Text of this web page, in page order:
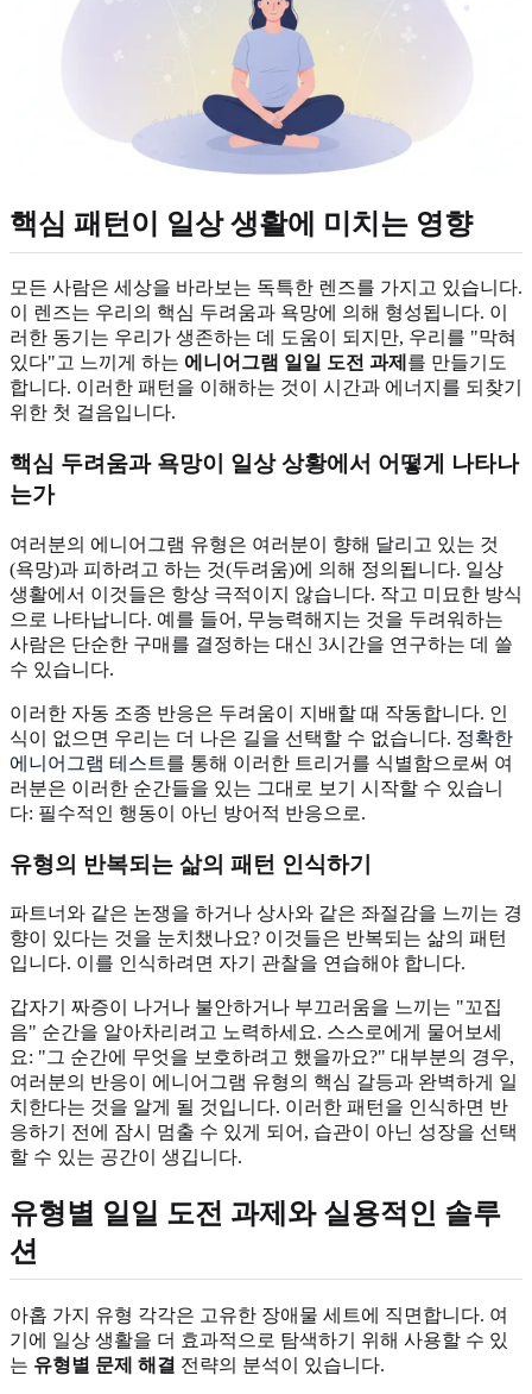
핵심 패턴이 일상 생활에 미치는 영향
모든 사람은 세상을 바라보는 독특한 렌즈를 가지고 있습니다.
이 렌즈는 우리의 핵심 두려움과 욕망에 의해 형성됩니다. 이
러한 동기는 우리가 생존하는 데 도움이 되지만, 우리를 "막혀
있다"고 느끼게 하는 에니어그램 일일 도전 과제 를 만들기도
합니다. 이러한 패턴을 이해하는 것이 시간과 에너지를 되찾기
위한 첫 걸음입니다.
핵심 두려움과 욕망이 일상 상황에서 어떻게 나타나
는가
여러분의 에니어그램 유형은 여러분이 향해 달리고 있는 것
(욕망)과 피하려고 하는 것(두려움)에 의해 정의됩니다. 일상
생활에서 이것들은 항상 극적이지 않습니다. 작고 미묘한 방식
으로 나타납니다. 예를 들어, 무능력해지는 것을 두려워하는
사람은 단순한 구매를 결정하는 대신 3시간을 연구하는 데 쓸
수 있습니다.
이러한 자동 조종 반응은 두려움이 지배할 때 작동합니다. 인
식이 없으면 우리는 더 나은 길을 선택할 수 없습니다. 정확한
에니어그램 테스트를 통해 이러한 트리거를 식별함으로써 여
러분은 이러한 순간들을 있는 그대로 보기 시작할 수 있습니
다: 필수적인 행동이 아닌 방어적 반응으로.
유형의 반복되는 삶의 패턴 인식하기
파트너와 같은 논쟁을 하거나 상사와 같은 좌절감을 느끼는 경
향이 있다는 것을 눈치챘나요? 이것들은 반복되는 삶의 패턴
입니다. 이를 인식하려면 자기 관찰을 연습해야 합니다.
갑자기 짜증이 나거나 불안하거나 부끄러움을 느끼는 "꼬집
음" 순간을 알아차리려고 노력하세요. 스스로에게 물어보세
요: "그 순간에 무엇을 보호하려고 했을까요?" 대부분의 경우,
여러분의 반응이 에니어그램 유형의 핵심 갈등과 완벽하게 일
치한다는 것을 알게 될 것입니다. 이러한 패턴을 인식하면 반
응하기 전에 잠시 멈출 수 있게 되어, 습관이 아닌 성장을 선택
할 수 있는 공간이 생깁니다.
유형별 일일 도전 과제와 실용적인 솔루
션
아홉 가지 유형 각각은 고유한 장애물 세트에 직면합니다. 여
기에 일상 생활을 더 효과적으로 탐색하기 위해 사용할 수 있
는 유형별 문제 해결 전략의 분석이 있습니다.